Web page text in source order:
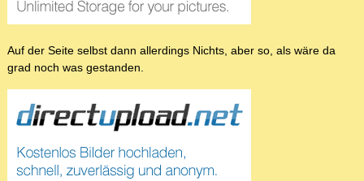
Auf der Seite selbst dann allerdings Nichts, aber so, als wäre da
grad noch was gestanden.